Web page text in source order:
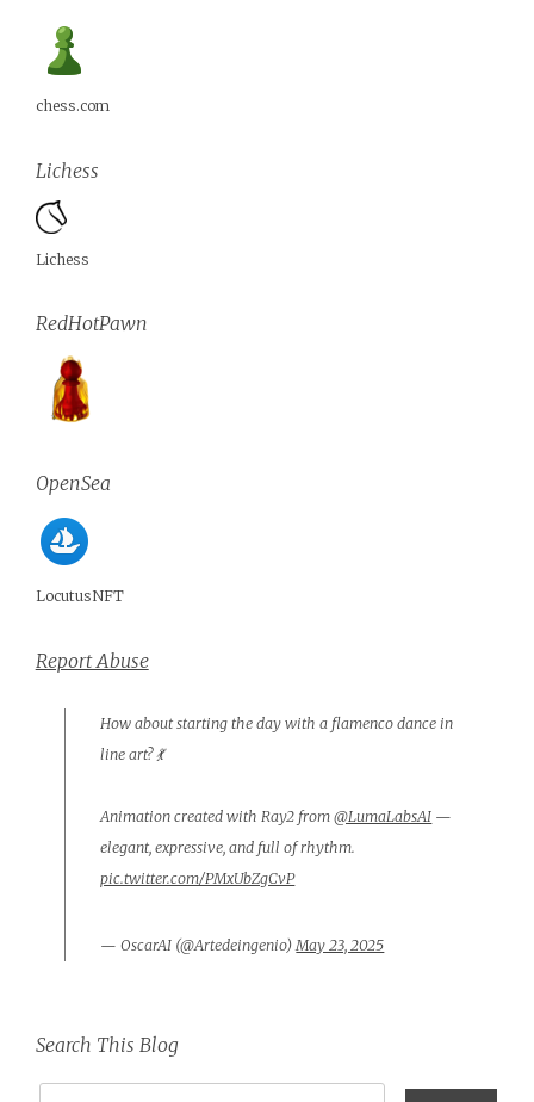
chess.com
Lichess
Lichess
RedHotPawn
OpenSea
LocutusNFT
Report Abuse
How about starting the day with a flamenco dance in
line art? 💃
Animation created with Ray2 from@LumaLabsAI —
elegant, expressive, and full of rhythm.
pic.twitter.com/PMxUbZgCvP
— OscarAI (@Artedeingenio)May 23, 2025
Search This Blog